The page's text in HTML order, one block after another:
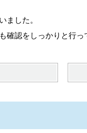
ました。
認をしっかりと行っ